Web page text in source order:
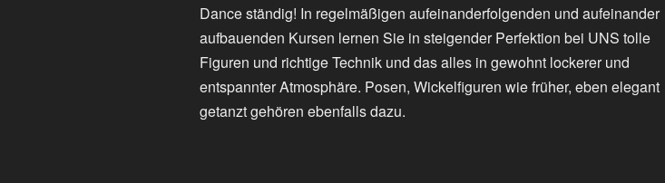
Dance ständig! In regelmäßigen aufeinanderfolgenden und aufeinander
aufbauenden Kursen lernen Sie in steigender Perfektion bei UNS tolle
Figuren und richtige Technik und das alles in gewohnt lockerer und
entspannter Atmosphäre. Posen, Wickelfiguren wie früher, eben elegant
getanzt gehören ebenfalls dazu.